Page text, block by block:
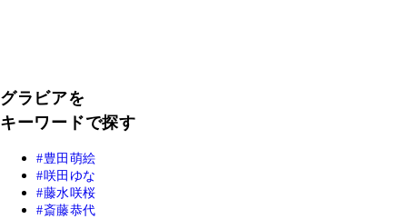
グラビアを
キーワードで探す
豊田萌絵
咲田ゆな
藤水咲桜
斎藤恭代